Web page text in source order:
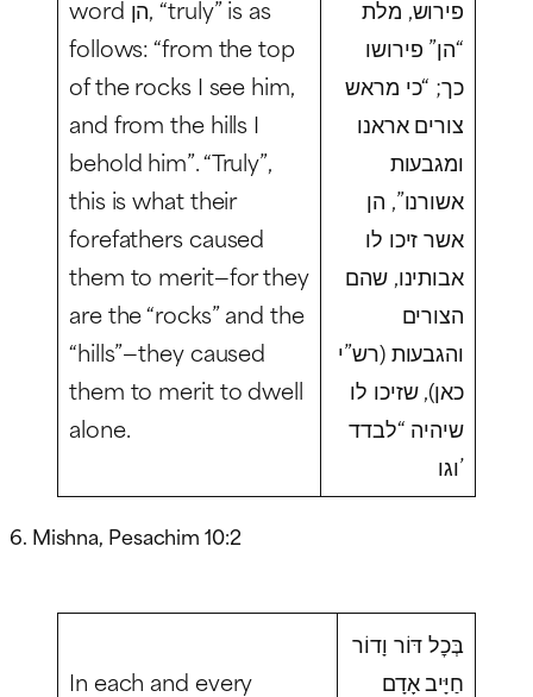
word הן, “truly” is as
follows: “from the top
of the rocks I see him,
and from the hills I
behold him”. “Truly”,
this is what their
forefathers caused
them to merit—for they
are the “rocks” and the
“hills”—they caused
them to merit to dwell
alone.
פירוש, מלת
“הן” פירושו
כך; “כי מראש
צורים אראנו
ומגבעות
אשורנו”, הן
אשר זיכו לו
אבותינו, שהם
הצורים
והגבעות (רש”י
כאן), שזיכו לו
שיהיה “לבדד
וגו’
6. Mishna, Pesachim 10:2
In each and every
בְּכׇל דּוֹר וָדוֹר
חַיָּיב אָדָם